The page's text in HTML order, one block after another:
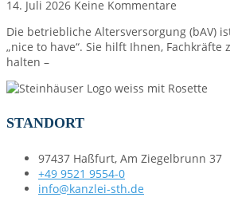
14. Juli 2026 Keine Kommentare
Die betriebliche Altersversorgung (bAV)
„nice to have“. Sie hilft Ihnen, Fachkräfte
halten –
STANDORT
97437 Haßfurt, Am Ziegelbrunn 37
+49 9521 9554-0
info@kanzlei-sth.de